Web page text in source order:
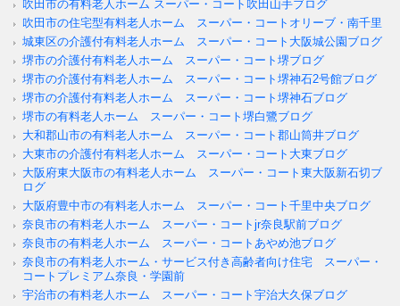
吹田市の有料老人ホーム スーパー・コート吹田山手ブログ
吹田市の住宅型有料老人ホーム スーパー・コートオリーブ・南千里
城東区の介護付有料老人ホーム スーパー・コート大阪城公園ブログ
堺市の介護付有料老人ホーム スーパー・コート堺ブログ
堺市の介護付有料老人ホーム スーパー・コート堺神石2号館ブログ
堺市の介護付有料老人ホーム スーパー・コート堺神石ブログ
堺市の有料老人ホーム スーパー・コート堺白鷺ブログ
大和郡山市の有料老人ホーム スーパー・コート郡山筒井ブログ
大東市の介護付有料老人ホーム スーパー・コート大東ブログ
大阪府東大阪市の有料老人ホーム スーパー・コート東大阪新石切ブ
ログ
大阪府豊中市の有料老人ホーム スーパー・コート千里中央ブログ
奈良市の有料老人ホーム スーパー・コートjr奈良駅前ブログ
奈良市の有料老人ホーム スーパー・コートあやめ池ブログ
奈良市の有料老人ホーム・サービス付き高齢者向け住宅 スーパー・
コートプレミアム奈良・学園前
宇治市の有料老人ホーム スーパー・コート宇治大久保ブログ